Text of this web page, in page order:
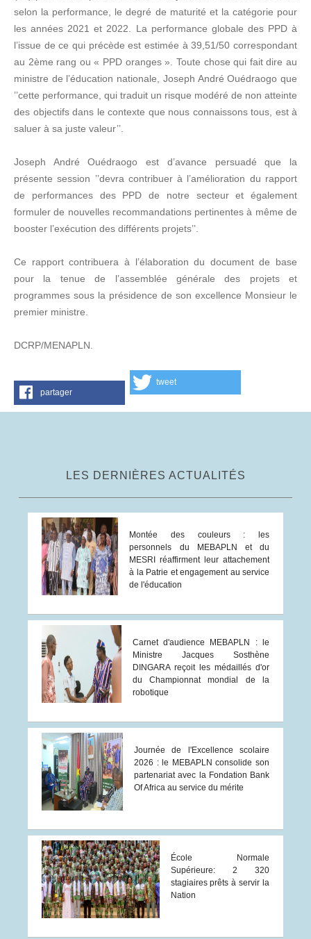
selon la performance, le degré de maturité et la catégorie pour
les années 2021 et 2022. La performance globale des PPD à
l’issue de ce qui précède est estimée à 39,51/50 correspondant
au 2ème rang ou « PPD oranges ». Toute chose qui fait dire au
ministre de l’éducation nationale, Joseph André Ouédraogo que
’’cette performance, qui traduit un risque modéré de non atteinte
des objectifs dans le contexte que nous connaissons tous, est à
saluer à sa juste valeur’’.
Joseph André Ouédraogo est d’avance persuadé que la
présente session ’’devra contribuer à l’amélioration du rapport
de performances des PPD de notre secteur et également
formuler de nouvelles recommandations pertinentes à même de
booster l’exécution des différents projets’’.
Ce rapport contribuera à l’élaboration du document de base
pour la tenue de l’assemblée générale des projets et
programmes sous la présidence de son excellence Monsieur le
premier ministre.
DCRP/MENAPLN.
partager
tweet
LES DERNIÈRES ACTUALITÉS
Montée des couleurs : les
personnels du MEBAPLN et du
MESRI réaffirment leur attachement
à la Patrie et engagement au service
de l'éducation
Carnet d'audience MEBAPLN : le
Ministre Jacques Sosthène
DINGARA reçoit les médaillés d'or
du Championnat mondial de la
robotique
Journée de l'Excellence scolaire
2026 : le MEBAPLN consolide son
partenariat avec la Fondation Bank
Of Africa au service du mérite
École Normale
Supérieure: 2 320
stagiaires prêts à servir la
Nation